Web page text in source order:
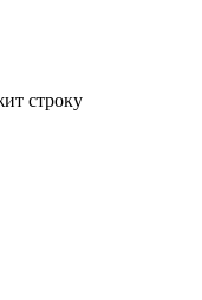
строку